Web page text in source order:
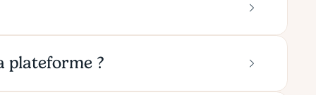
plateforme ?